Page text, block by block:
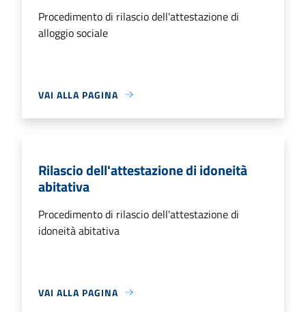
Procedimento di rilascio dell'attestazione di
alloggio sociale
VAI ALLA PAGINA
Rilascio dell'attestazione di idoneità
abitativa
Procedimento di rilascio dell'attestazione di
idoneità abitativa
VAI ALLA PAGINA